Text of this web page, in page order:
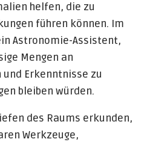
helfen, die zu
führen können. Im
Astronomie-Assistent,
Mengen an
Erkenntnisse zu
bleiben würden.
des Raums erkunden,
Werkzeuge,